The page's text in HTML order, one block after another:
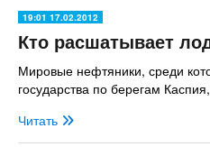
19:01 17.02.2012
Кто расшатывает
Мировые нефтяники, среди
государства по берегам
Читать